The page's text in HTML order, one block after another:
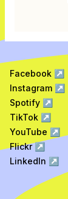
Facebook ↗
Instagram ↗
Spotify ↗
TikTok ↗
YouTube ↗
Flickr↗
LinkedIn ↗